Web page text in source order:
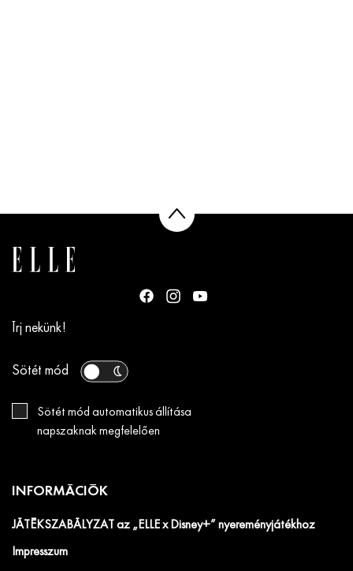
Írj nekünk!
Sötét mód
Sötét mód automatikus állítása
napszaknak megfelelően
INFORMÁCIÓK
JÁTÉKSZABÁLYZAT az „ELLE x Disney+” nyereményjátékhoz
Impresszum